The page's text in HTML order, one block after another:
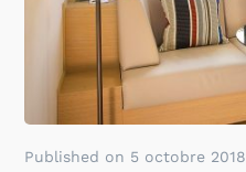
Published on 5 octobre 2018